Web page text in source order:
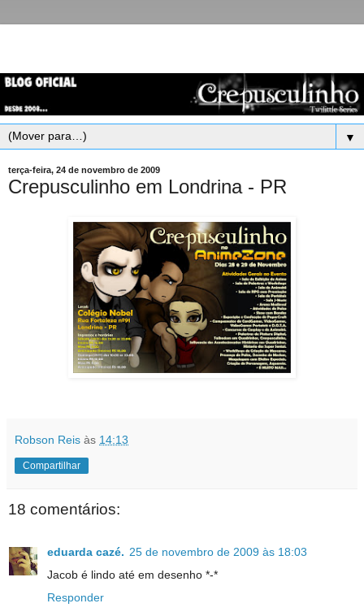
▼
terça-feira, 24 de novembro de 2009
Crepusculinho em Londrina - PR
Robson Reis às 14:13
Compartilhar
18 comentários:
eduarda cazé. 25 de novembro de 2009 às 18:03
Jacob é lindo até em desenho *-*
Responder